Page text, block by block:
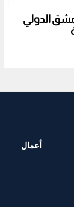
الدولي
أعمال